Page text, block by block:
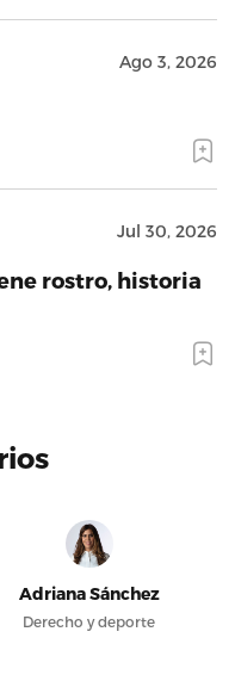
Ago 3, 2026
Jul 30, 2026
rostro, historia
Adriana Sánchez
Derecho y deporte